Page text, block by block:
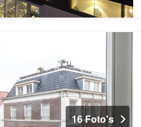
16 Foto's